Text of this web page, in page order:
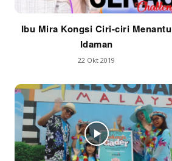
Ibu Mira Kongsi Ciri-ciri Menantu
Idaman
22 Okt 2019